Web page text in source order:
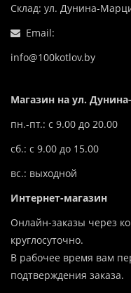
Склад: ул. Дунина-
Email:
info@100kotlov.by
Магазин на ул.
пн.-пт.: с 9.00 до 20.00
сб.: с 9.00 до 15.00
вс.: выходной
Интернет-магазин
Онлайн-заказы через
круглосуточно.
В рабочее время вам
подтверждения заказа.